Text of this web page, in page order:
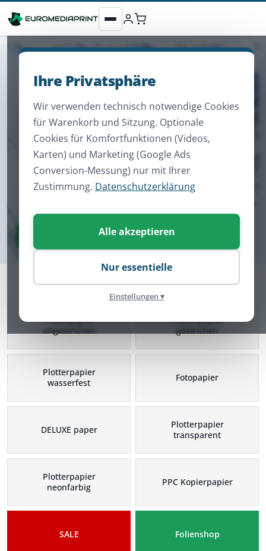
Ihre Privatsphäre
Wir verwenden technisch notwendige Cookies
für Warenkorb und Sitzung. Optionale
Cookies für Komfortfunktionen (Videos,
Karten) und Marketing (Google Ads
Conversion-Messung) nur mit Ihrer
Zustimmung. Datenschutzerklärung
Alle akzeptieren
Nur essentielle
Einstellungen ▾
Plotterpapier Kategorien
Plotterpapier
ungestrichen
Plotterpapier
gestrichen
Plotterpapier
wasserfest
Fotopapier
DELUXE paper
Plotterpapier
transparent
Plotterpapier
neonfarbig
PPC Kopierpapier
SALE Folienshop